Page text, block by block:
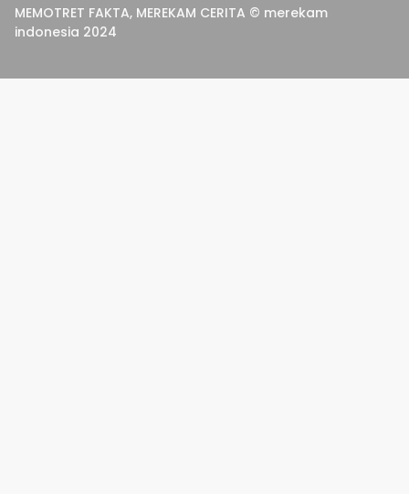
MEMOTRET FAKTA, MEREKAM CERITA © merekam
indonesia 2024